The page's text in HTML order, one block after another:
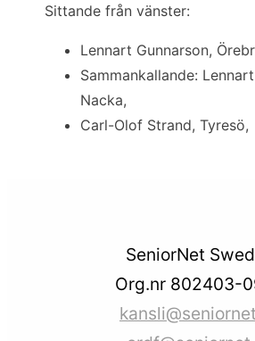
Sittande från vänster:
Lennart Gunnarson,
Sammankallande:
Nacka,
Carl-Olof Strand, Tyresö,
SeniorNet
Org.nr 802403-